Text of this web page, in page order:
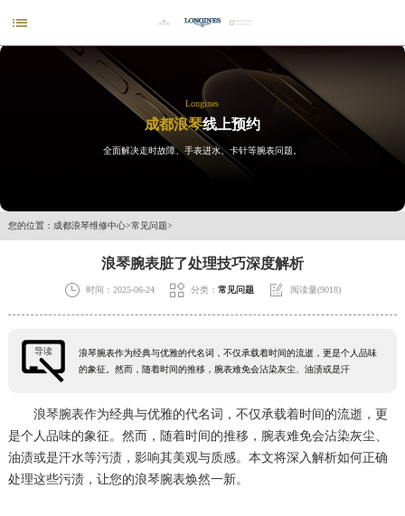

Longines
成都浪琴线上预约
全面解决走时故障、手表进水、卡针等腕表问题。
您的位置： 成都浪琴维修中心>常见问题>
浪琴腕表脏了处理技巧深度解析
 时间：2025-06-24  分类： 常见问题  阅读量(9018)
导读
浪琴腕表作为经典与优雅的代名词，不仅承载着时间的流逝，更是个人品味
的象征。然而，随着时间的推移，腕表难免会沾染灰尘、油渍或是汗
浪琴腕表作为经典与优雅的代名词，不仅承载着时间的流逝，更
是个人品味的象征。然而，随着时间的推移，腕表难免会沾染灰尘、
油渍或是汗水等污渍，影响其美观与质感。本文将深入解析如何正确
处理这些污渍，让您的浪琴腕表焕然一新。